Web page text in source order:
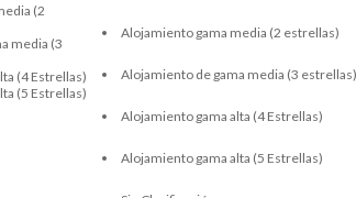
(2
media (3
(4 Estrellas)
(5 Estrellas)
Alojamiento gama media (2 estrellas)
Alojamiento de gama media (3 estrellas)
Alojamiento gama alta (4 Estrellas)
Alojamiento gama alta (5 Estrellas)